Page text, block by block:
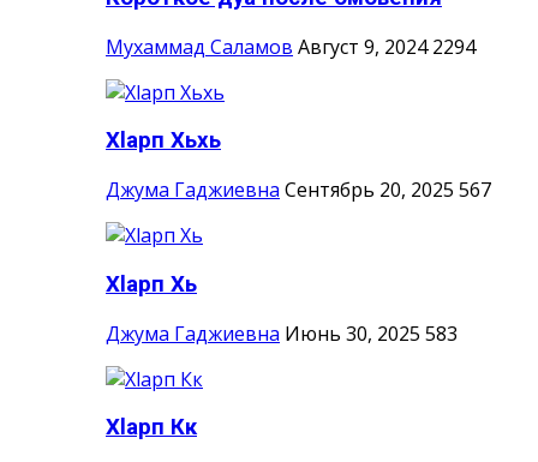
Мухаммад Саламов Август 9, 2024 2294
Хlарп Хьхь
Джума Гаджиевна Сентябрь 20, 2025 567
Хlарп Хь
Джума Гаджиевна Июнь 30, 2025 583
Хlарп Кк